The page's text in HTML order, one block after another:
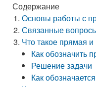
Содержание
Основы работы с
Связанные
Что такое прямая
Как обозначить
Решение задачи
Как